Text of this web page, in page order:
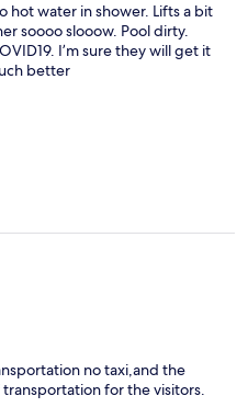
hot water in shower. Lifts a bit
soooo slooow. Pool dirty.
I’m sure they will get it
better
no taxi,and the
for the visitors.